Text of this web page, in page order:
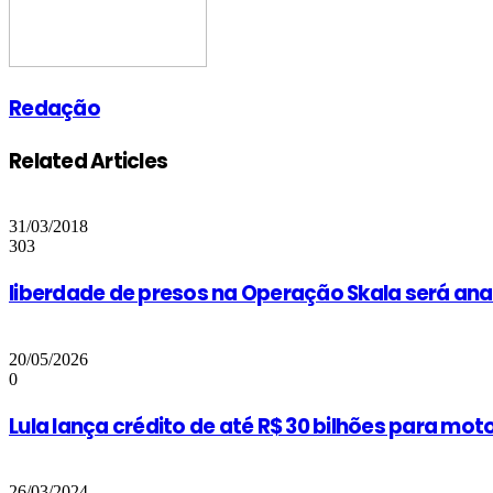
Redação
Related Articles
31/03/2018
303
liberdade de presos na Operação Skala será
20/05/2026
0
Lula lança crédito de até R$ 30 bilhões para